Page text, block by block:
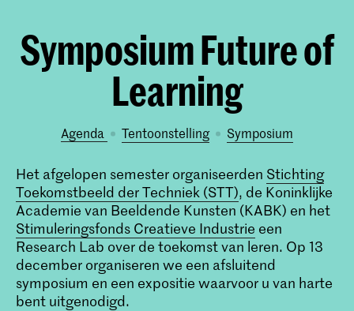
Symposium Future of
Learning
Agenda tentoonstelling symposium
Het afgelopen semester organiseerden Stichting
Toekomstbeeld der Techniek (STT), de Koninklijke
Academie van Beeldende Kunsten (KABK) en het
Stimuleringsfonds Creatieve Industrie een
Research Lab over de toekomst van leren. Op 13
december organiseren we een afsluitend
symposium en een expositie waarvoor u van harte
bent uitgenodigd.